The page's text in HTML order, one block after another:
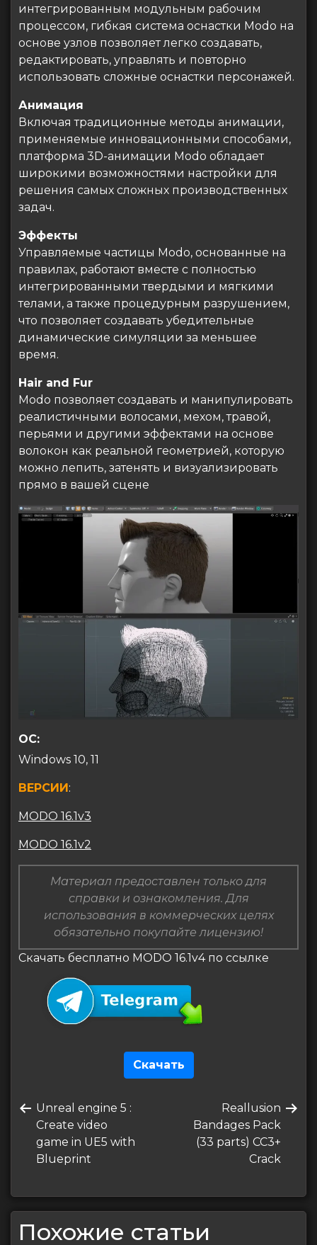
интегрированным модульным рабочим
процессом, гибкая система оснастки Modo на
основе узлов позволяет легко создавать,
редактировать, управлять и повторно
использовать сложные оснастки персонажей.
Анимация
Включая традиционные методы анимации,
применяемые инновационными способами,
платформа 3D-анимации Modo обладает
широкими возможностями настройки для
решения самых сложных производственных
задач.
Эффекты
Управляемые частицы Modo, основанные на
правилах, работают вместе с полностью
интегрированными твердыми и мягкими
телами, а также процедурным разрушением,
что позволяет создавать убедительные
динамические симуляции за меньшее
время.
Hair and Fur
Modo позволяет создавать и манипулировать
реалистичными волосами, мехом, травой,
перьями и другими эффектами на основе
волокон как реальной геометрией, которую
можно лепить, затенять и визуализировать
прямо в вашей сцене
ОС:
Windows 10, 11
ВЕРСИИ :
MODO 16.1v3
MODO 16.1v2
Материал предоставлен только для
справки и ознакомления. Для
использования в коммерческих целях
обязательно покупайте лицензию!
Скачать бесплатно MODO 16.1v4 по ссылке
Скачать
по
записям
Предыдущая
запись
Unreal engine 5 :
Create video
game in UE5 with
Blueprint
Следующая
запись
Reallusion
Bandages Pack
(33 parts) CC3+
Crack
Похожие статьи